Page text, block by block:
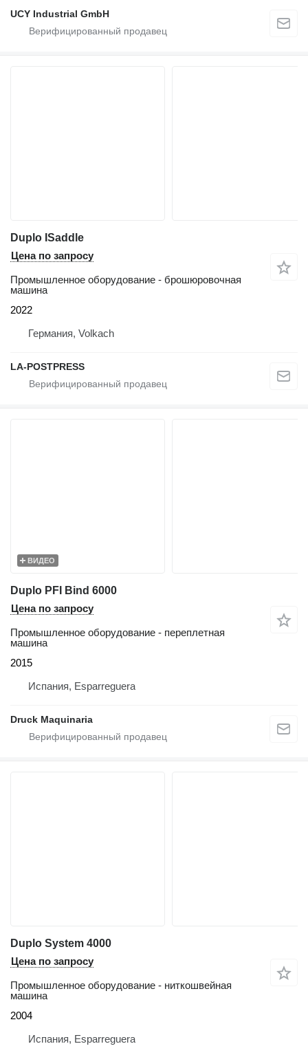
UCY Industrial GmbH
Duplo ISaddle
Цена по запросу
Промышленное оборудование - брошюровочная
машина
2022
Германия, Volkach
LA-POSTPRESS
ВИДЕО
Duplo PFI Bind 6000
Цена по запросу
Промышленное оборудование - переплетная
машина
2015
Испания, Esparreguera
Druck Maquinaria
Duplo System 4000
Цена по запросу
Промышленное оборудование - ниткошвейная
машина
2004
Испания, Esparreguera